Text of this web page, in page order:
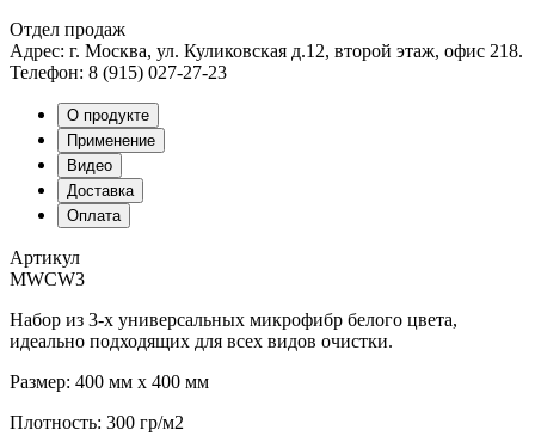
Отдел продаж
Адрес: г. Москва, ул. Куликовская д.12, второй этаж, офис 218.
Телефон: 8 (915) 027-27-23
О продукте
Применение
Видео
Доставка
Оплата
Артикул
MWCW3
Набор из 3-х универсальных микрофибр белого цвета,
идеально подходящих для всех видов очистки.
Размер: 400 мм х 400 мм
Плотность: 300 гр/м2